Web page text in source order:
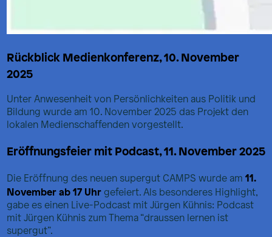
Rückblick Medienkonferenz, 10. November
2025
Unter Anwesenheit von Persönlichkeiten aus Politik und
Bildung wurde am 10. November 2025 das Projekt den
lokalen Medienschaffenden vorgestellt.
Eröffnungsfeier mit Podcast, 11. November 2025
Die Eröffnung des neuen supergut CAMPS wurde am 11.
November ab 17 Uhrgefeiert. Als besonderes Highlight,
gabe es einen Live-Podcast mit Jürgen Kühnis: Podcast
mit Jürgen Kühnis zum Thema “draussen lernen ist
supergut”.